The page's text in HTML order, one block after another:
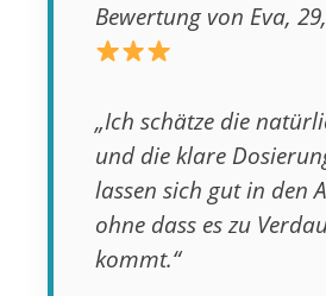
Bewertung von Eva,
„Ich schätze die
und die klare
lassen sich gut in den
ohne dass es zu
kommt.“